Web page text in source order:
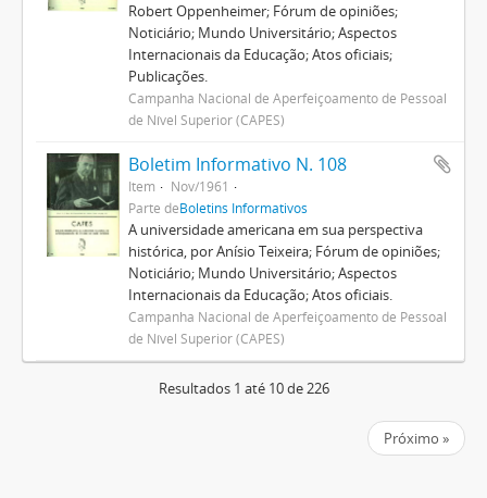
Robert Oppenheimer; Fórum de opiniões;
Noticiário; Mundo Universitário; Aspectos
Internacionais da Educação; Atos oficiais;
Publicações.
Campanha Nacional de Aperfeiçoamento de Pessoal
de Nível Superior (CAPES)
Boletim Informativo N. 108
Item
Nov/1961
Parte deBoletins Informativos
A universidade americana em sua perspectiva
histórica, por Anísio Teixeira; Fórum de opiniões;
Noticiário; Mundo Universitário; Aspectos
Internacionais da Educação; Atos oficiais.
Campanha Nacional de Aperfeiçoamento de Pessoal
de Nível Superior (CAPES)
Resultados 1 até 10 de 226
Próximo »